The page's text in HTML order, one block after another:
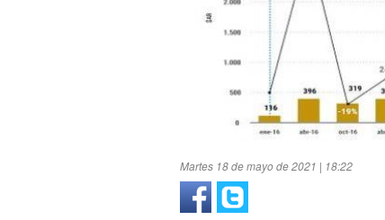
Martes 18 de mayo de 2021 | 18:22